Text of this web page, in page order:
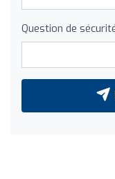
Question de